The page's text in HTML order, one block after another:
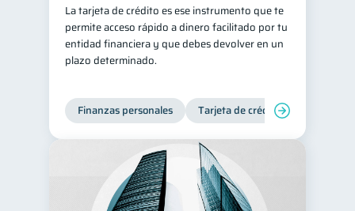
La tarjeta de crédito es ese instrumento que te
permite acceso rápido a dinero facilitado por tu
entidad financiera y que debes devolver en un
plazo determinado.
Finanzas personales Tarjeta de crédito